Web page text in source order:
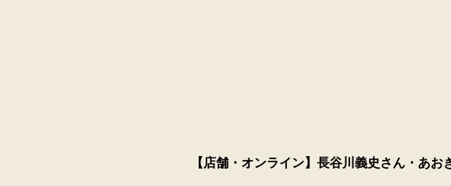
【店舗・オンライン】長谷川義史さん・あお